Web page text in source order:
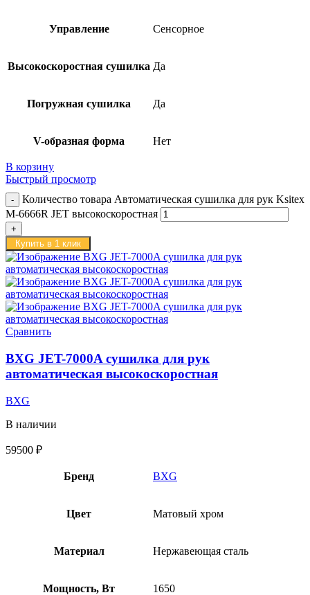
Управление Сенсорное
Высокоскоростная сушилка Да
Погружная сушилка Да
V-образная форма Нет
В корзину
Быстрый просмотр
Количество товара Автоматическая сушилка для рук Ksitex
M-6666R JET высокоскоростная
Купить в 1 клик
Сравнить
BXG JET-7000A сушилка для рук
автоматическая высокоскоростная
BXG
В наличии
59500 ₽
Бренд BXG
Цвет Матовый хром
Материал Нержавеющая сталь
Мощность, Вт 1650